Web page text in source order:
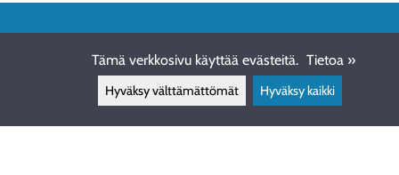
ASIAKASPALVELU
info@ewdive.com
Tämä verkkosivu käyttää evästeitä. Tietoa »
Hyväksy välttämättömät Hyväksy kaikki